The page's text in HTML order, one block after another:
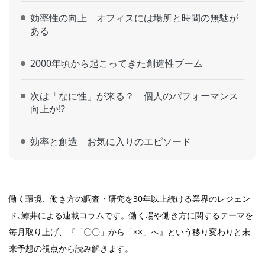
効率性の向上 オフィスには場所と時間の無駄が
ある
2000年頃から起こってきた創造性ブーム
次は「なに性」が来る？ 個人のパフォーマンス
向上か!?
効率と創造 お気に入りのエピソード
働く環境、働き方の調査・研究を30年以上続ける業界のレジェン
ド､鯨井による連載コラムです。働く場や働き方に関するテーマを
毎月取り上げ、『「〇〇」から「××」へ』という移り変わりと未
来予想の視点から読み解きます。